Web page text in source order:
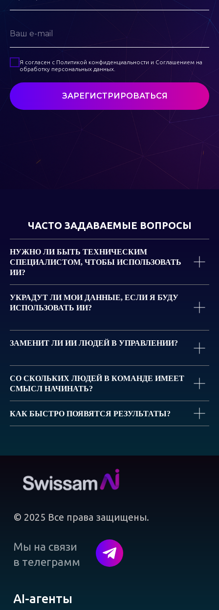
Я согласен с Политикой конфиденциальности и Соглашением на
обработку персональных данных.
ЗАРЕГИСТРИРОВАТЬСЯ
ЧАСТО ЗАДАВАЕМЫЕ ВОПРОСЫ
НУЖНО ЛИ БЫТЬ ТЕХНИЧЕСКИМ
СПЕЦИАЛИСТОМ, ЧТОБЫ ИСПОЛЬЗОВАТЬ
ИИ?
УКРАДУТ ЛИ МОИ ДАННЫЕ, ЕСЛИ Я БУДУ
ИСПОЛЬЗОВАТЬ ИИ?
ЗАМЕНИТ ЛИ ИИ ЛЮДЕЙ В УПРАВЛЕНИИ?
СО СКОЛЬКИХ ЛЮДЕЙ В КОМАНДЕ ИМЕЕТ
СМЫСЛ НАЧИНАТЬ?
КАК БЫСТРО ПОЯВЯТСЯ РЕЗУЛЬТАТЫ?